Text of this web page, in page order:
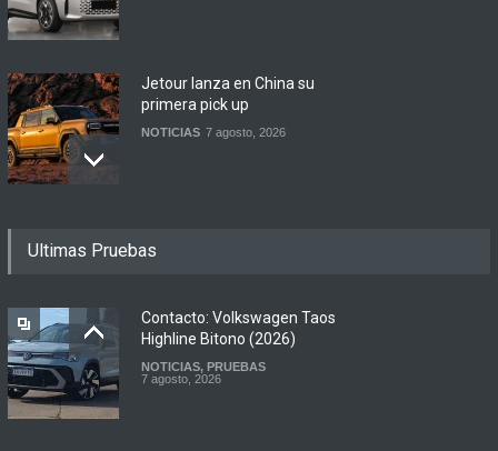
Jetour lanza en China su
primera pick up
NOTICIAS 7 agosto, 2026
renovadas S2 y Skua 150 en
7 agosto, 2026
Argentina y Ecuador
Ultimas Pruebas
Contacto: Volkswagen Taos
Highline Bitono (2026)
NOTICIAS, PRUEBAS
7 agosto, 2026